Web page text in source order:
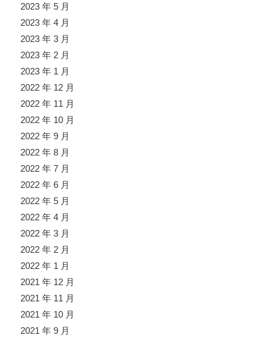
2023 年 5 月
2023 年 4 月
2023 年 3 月
2023 年 2 月
2023 年 1 月
2022 年 12 月
2022 年 11 月
2022 年 10 月
2022 年 9 月
2022 年 8 月
2022 年 7 月
2022 年 6 月
2022 年 5 月
2022 年 4 月
2022 年 3 月
2022 年 2 月
2022 年 1 月
2021 年 12 月
2021 年 11 月
2021 年 10 月
2021 年 9 月